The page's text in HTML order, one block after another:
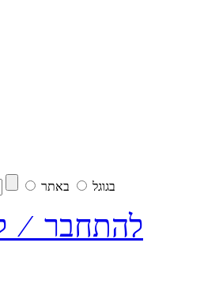
בגוגל באתר
להתחבר ⁄